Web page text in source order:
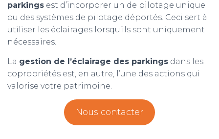
parkings est d’incorporer un de pilotage unique
ou des systèmes de pilotage déportés. Ceci sert à
utiliser les éclairages lorsqu’ils sont uniquement
nécessaires.
La gestion de l’éclairage des parkings dans les
copropriétés est, en autre, l’une des actions qui
valorise votre patrimoine.
Nous contacter